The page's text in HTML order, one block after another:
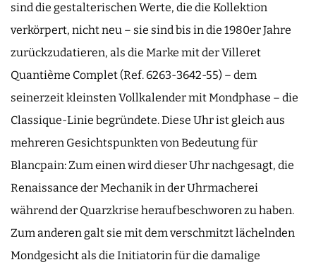
sind die gestalterischen Werte, die die Kollektion
verkörpert, nicht neu – sie sind bis in die 1980er Jahre
zurückzudatieren, als die Marke mit der Villeret
Quantième Complet (Ref. 6263-3642-55) – dem
seinerzeit kleinsten Vollkalender mit Mondphase – die
Classique-Linie begründete. Diese Uhr ist gleich aus
mehreren Gesichtspunkten von Bedeutung für
Blancpain: Zum einen wird dieser Uhr nachgesagt, die
Renaissance der Mechanik in der Uhrmacherei
während der Quarzkrise heraufbeschworen zu haben.
Zum anderen galt sie mit dem verschmitzt lächelnden
Mondgesicht als die Initiatorin für die damalige